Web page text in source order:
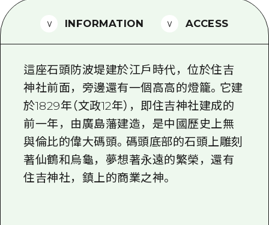
自然
2晚3天
志願者指南
廣島視頻
常見問題
照片下載
災難發生期間的交通資訊
INFORMATION ACCESS
這座石頭防波堤建於江戶時代，位於住吉
神社前面，旁邊還有一個高高的燈籠。它建
於1829年（文政12年），即住吉神社建成的
前一年，由廣島藩建造，是中國歷史上無
與倫比的偉大碼頭。碼頭底部的石頭上雕刻
著仙鶴和烏龜，夢想著永遠的繁榮，還有
住吉神社，鎮上的商業之神。